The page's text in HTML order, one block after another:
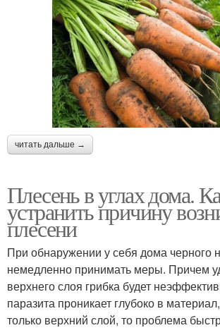
читать дальше →
Плесень в углах дома.
устранить причину
плесени
При обнаружении у себя дома черного
немедленно принимать меры. Причем
верхнего слоя грибка будет
паразита проникает глубоко в
только верхний слой, то проблема